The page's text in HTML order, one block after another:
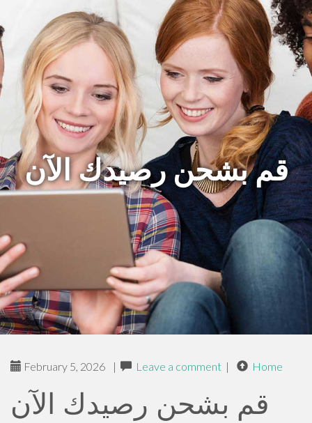
قم بشحن رصيدك الآن
February 5, 2026 | Leave a comment | Home
قم بشحن رصيدك الآن